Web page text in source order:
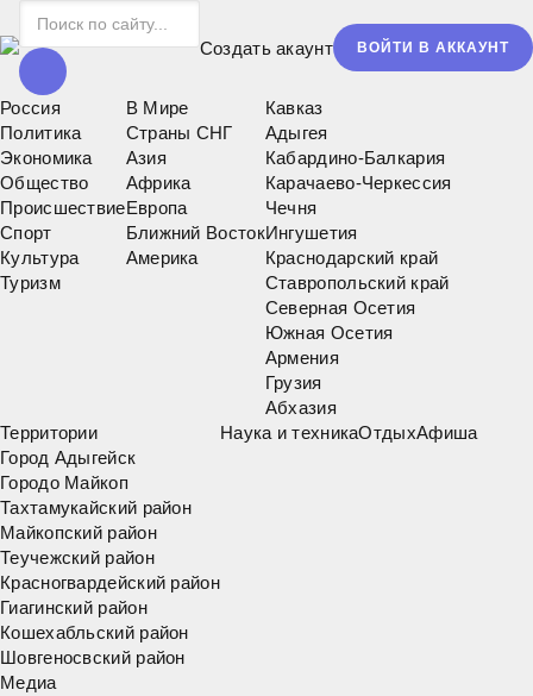
Создать акаунт ВОЙТИ В АККАУНТ
Россия
Политика
Экономика
Общество
Происшествие
Спорт
Культура
Туризм
В Мире
Страны СНГ
Азия
Африка
Европа
Ближний Восток
Америка
Кавказ
Адыгея
Кабардино-Балкария
Карачаево-Черкессия
Чечня
Ингушетия
Краснодарский край
Ставропольский край
Северная Осетия
Южная Осетия
Армения
Грузия
Абхазия
Территории
Город Адыгейск
Городо Майкоп
Тахтамукайский район
Майкопский район
Теучежский район
Красногвардейский район
Гиагинский район
Кошехабльский район
Шовгеносвский район
Наука и техникаОтдыхАфиша
Медиа